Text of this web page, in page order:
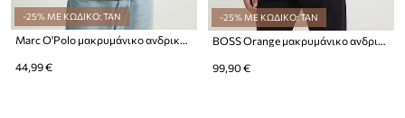
-25% ΜΕ ΚΩΔΙΚΟ: TAN
44,99 €
-25% ΜΕ ΚΩΔΙΚΟ: TAN
BOSS Orange μακρυμάνικο ανδρικό βαμβακερό με ελαστάν Passerby
99,90 €